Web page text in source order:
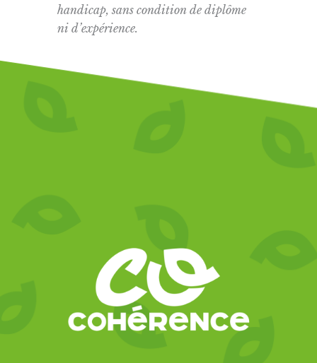
handicap, sans condition de diplôme
ni d’expérience.